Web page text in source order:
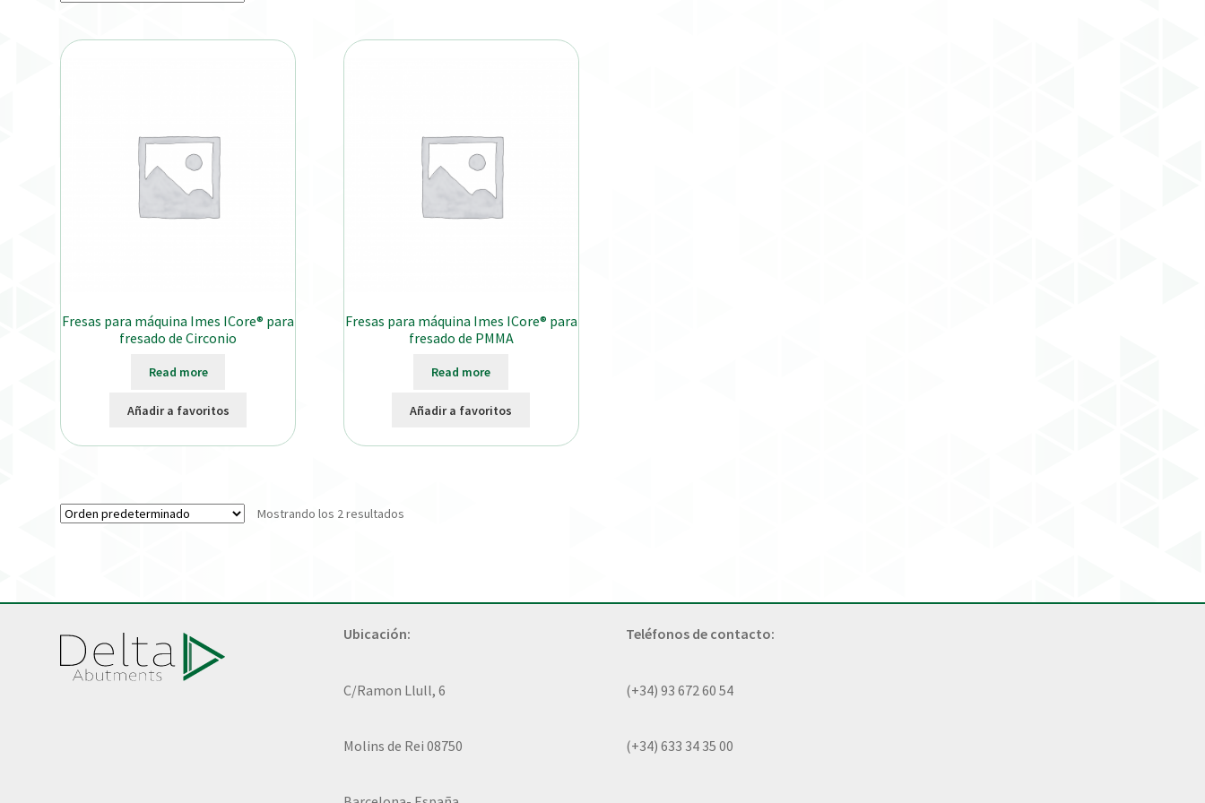
Fresas para máquina Imes ICore® para
fresado de Circonio
Read more
Añadir a favoritos
Fresas para máquina Imes ICore® para
fresado de PMMA
Read more
Añadir a favoritos
Mostrando los 2 resultados
Ubicación:
C/Ramon Llull, 6
Molins de Rei 08750
Teléfonos de contacto:
(+34) 93 672 60 54
(+34) 633 34 35 00